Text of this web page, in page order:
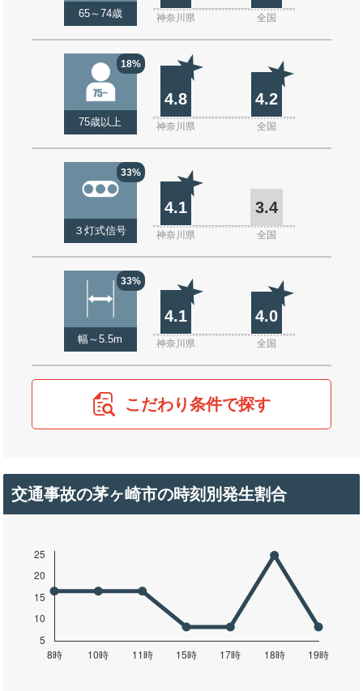
65～74歳 神奈川県 全国
18%
75歳以上
4.8 4.2
神奈川県 全国
33%
３灯式信号
4.1 3.4
神奈川県 全国
33%
幅～5.5m
4.1 4.0
神奈川県 全国
こだわり条件で探す
交通事故の茅ヶ崎市の時刻別発生割合